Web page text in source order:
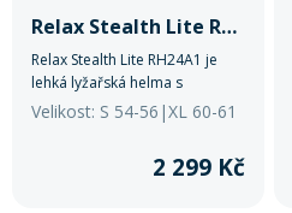
Relax Stealth Lite RH24A1
Relax Stealth Lite RH24A1 je
lehká lyžařská helma s
integrovaným štítem,
panoramatickým výhledem a
pohodlné a bezpečné lyžování.
Velikost: S 54-56|XL 60-61
2 299 Kč